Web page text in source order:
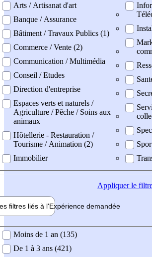
Arts / Artisanat d'art
Banque / Assurance
Bâtiment / Travaux Publics (1)
Commerce / Vente (2)
Communication / Multimédia
Conseil / Etudes
Direction d'entreprise
Espaces verts et naturels /
Agriculture / Pêche / Soins aux
animaux
Hôtellerie - Restauration /
Tourisme / Animation (2)
Immobilier
Appliquerle
filtres liés à l'Expérience demandée
demandée
Moins de 1 an (135)
De 1 à 3 ans (421)